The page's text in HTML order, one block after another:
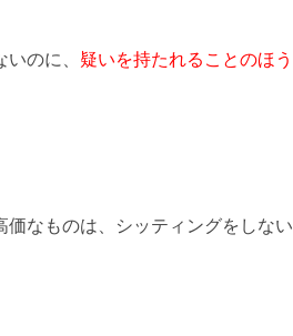
のに、 疑いを持たれることのほう
なものは、シッティングをしない